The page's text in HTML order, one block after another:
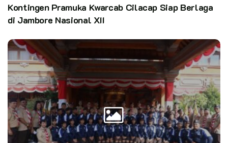
Kontingen Pramuka Kwarcab Cilacap Siap Berlaga
di Jambore Nasional XII